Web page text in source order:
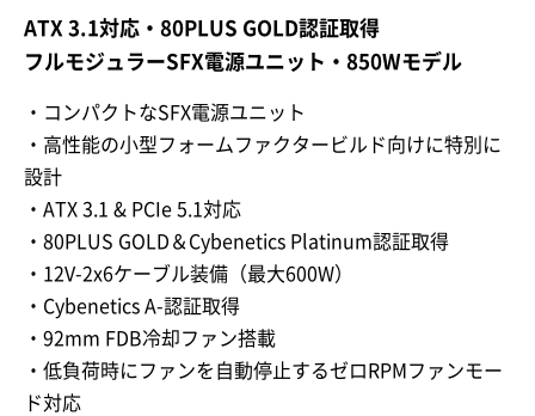
ATX 3.1対応・80PLUS GOLD認証取得
フルモジュラーSFX電源ユニット・850Wモデル
・コンパクトなSFX電源ユニット
・高性能の小型フォームファクタービルド向けに特別に
設計
・ATX 3.1 & PCIe 5.1対応
・80PLUS GOLD＆Cybenetics Platinum認証取得
・12V-2x6ケーブル装備（最大600W）
・Cybenetics A-認証取得
・92mm FDB冷却ファン搭載
・低負荷時にファンを自動停止するゼロRPMファンモー
ド対応